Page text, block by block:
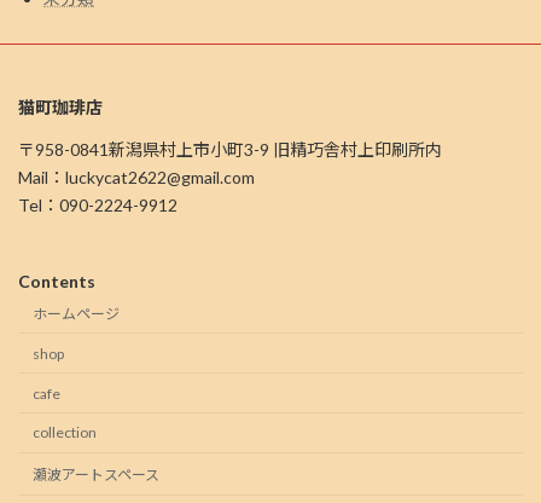
猫町珈琲店
〒958-0841新潟県村上市小町3-9 旧精巧舎村上印刷所内
Mail：luckycat2622@gmail.com
Tel：090-2224-9912
Contents
ホームページ
shop
cafe
collection
瀬波アートスペース